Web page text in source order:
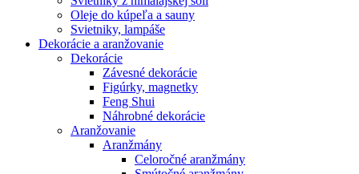
Oleje do kúpeľa a sauny
Svietniky, lampáše
Dekorácie a aranžovanie
Dekorácie
Závesné dekorácie
Figúrky, magnetky
Feng Shui
Náhrobné dekorácie
Aranžovanie
Aranžmány
Celoročné aranžmány